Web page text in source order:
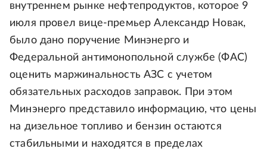
внутреннем рынке нефтепродуктов, которое 9
июля провел вице-премьер Александр Новак,
было дано поручение Минэнерго и
Федеральной антимонопольной службе (ФАС)
оценить маржинальность АЗС с учетом
обязательных расходов заправок. При этом
Минэнерго представило информацию, что цены
на дизельное топливо и бензин остаются
стабильными и находятся в пределах